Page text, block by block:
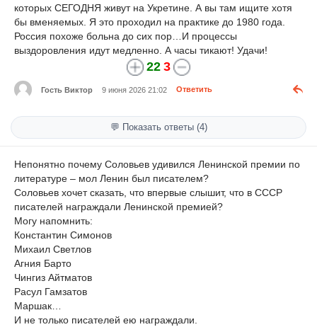
которых СЕГОДНЯ живут на Укретине. А вы там ищите хотя
бы вменяемых. Я это проходил на практике до 1980 года.
Россия похоже больна до сих пор…И процессы
выздоровления идут медленно. А часы тикают! Удачи!
22 3
Гость Виктор 9 июня 2026 21:02 Ответить
💬 Показать ответы (4)
Непонятно почему Соловьев удивился Ленинской премии по
литературе – мол Ленин был писателем?
Соловьев хочет сказать, что впервые слышит, что в СССР
писателей награждали Ленинской премией?
Могу напомнить:
Константин Симонов
Михаил Светлов
Агния Барто
Чингиз Айтматов
Расул Гамзатов
Маршак…
И не только писателей ею награждали.